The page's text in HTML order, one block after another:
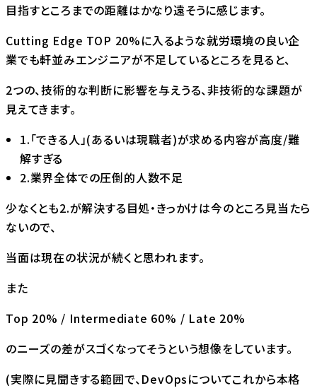
目指すところまでの距離はかなり遠そうに感じます。
Cutting Edge TOP 20%に入るような就労環境の良い企
業でも軒並みエンジニアが不足しているところを見ると、
2つの、技術的な判断に影響を与えうる、非技術的な課題が
見えてきます。
1.「できる人」(あるいは現職者)が求める内容が高度/難
解すぎる
2.業界全体での圧倒的人数不足
少なくとも2.が解決する目処・きっかけは今のところ見当たら
ないので、
当面は現在の状況が続くと思われます。
また
Top 20% / Intermediate 60% / Late 20%
のニーズの差がスゴくなってそうという想像をしています。
(実際に見聞きする範囲で、DevOpsについてこれから本格